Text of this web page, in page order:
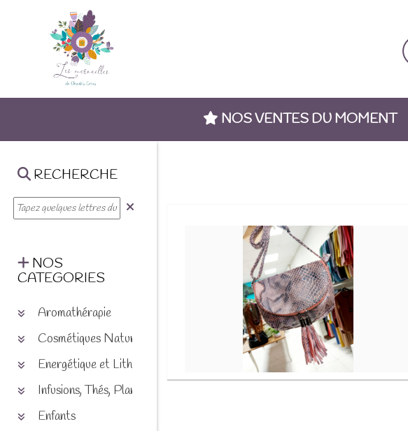
NOS VENTES DU MOMENT
RECHERCHE
NOS
CATEGORIES
Aromathérapie
Cosmétiques Naturels
Energétique et Lithothérapie
Infusions, Thés, Plantes et produits naturels
Enfants